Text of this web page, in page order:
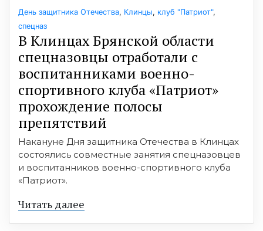
День защитника Отечества, Клинцы, клуб "Патриот",
спецназ
В Клинцах Брянской области
спецназовцы отработали с
воспитанниками военно-
спортивного клуба «Патриот»
прохождение полосы
препятствий
Накануне Дня защитника Отечества в Клинцах
состоялись совместные занятия спецназовцев
и воспитанников военно-спортивного клуба
«Патриот».
Читать далее